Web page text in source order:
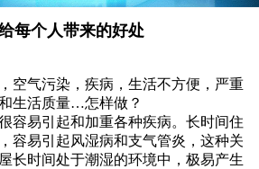
每个人带来的好处
空气污染，疾病，生活不方便，严重
生活质量…怎样做？
容易引起和加重各种疾病。长时间住
容易引起风湿病和支气管炎，这种关
长时间处于潮湿的环境中，极易产生